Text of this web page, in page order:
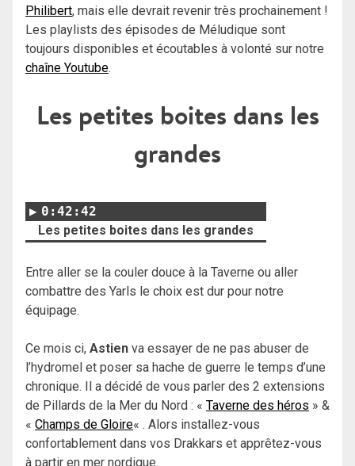
Philibert, mais elle devrait revenir très prochainement !
Les playlists des épisodes de Méludique sont
toujours disponibles et écoutables à volonté sur notre
chaîne Youtube.
Les petites boites dans les
grandes
0:42:42
Les petites boites dans les grandes
Entre aller se la couler douce à la Taverne ou aller
combattre des Yarls le choix est dur pour notre
équipage.
Ce mois ci, Astien va essayer de ne pas abuser de
l’hydromel et poser sa hache de guerre le temps d’une
chronique. Il a décidé de vous parler des 2 extensions
de Pillards de la Mer du Nord : « Taverne des héros » &
« Champs de Gloire« . Alors installez-vous
confortablement dans vos Drakkars et apprêtez-vous
à partir en mer nordique.